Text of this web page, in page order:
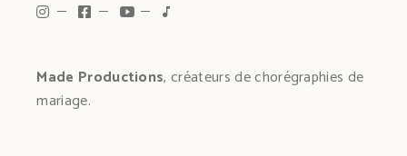
Made Productions, créateurs de chorégraphies de
mariage.